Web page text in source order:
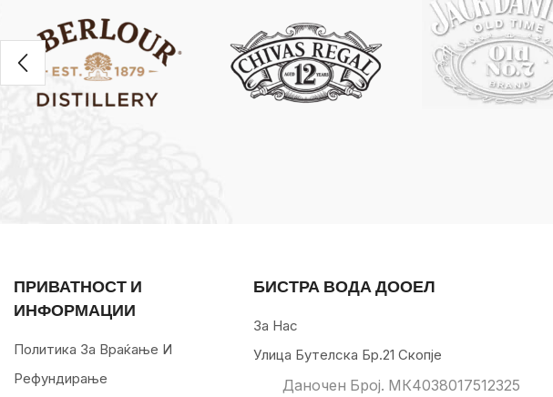
ПРИВАТНОСТ И
ИНФОРМАЦИИ
Политика За Враќање И
Рефундирање
БИСТРА ВОДА ДООЕЛ
За Нас
Улица Бутелска Бр.21 Скопје
Даночен Број. МК4038017512325